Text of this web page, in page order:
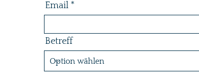
Email
Betreff